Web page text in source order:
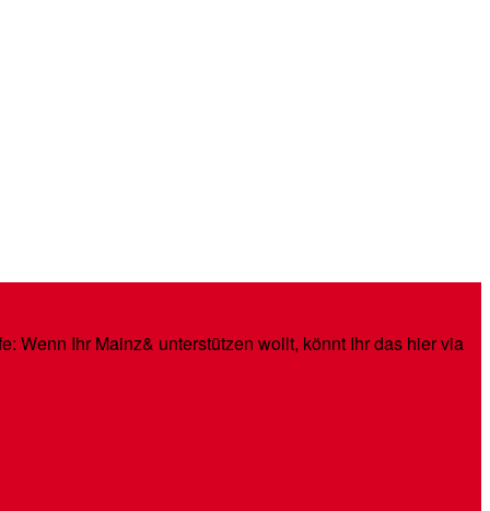
Wenn Ihr Mainz& unterstützen wollt, könnt Ihr das hier via